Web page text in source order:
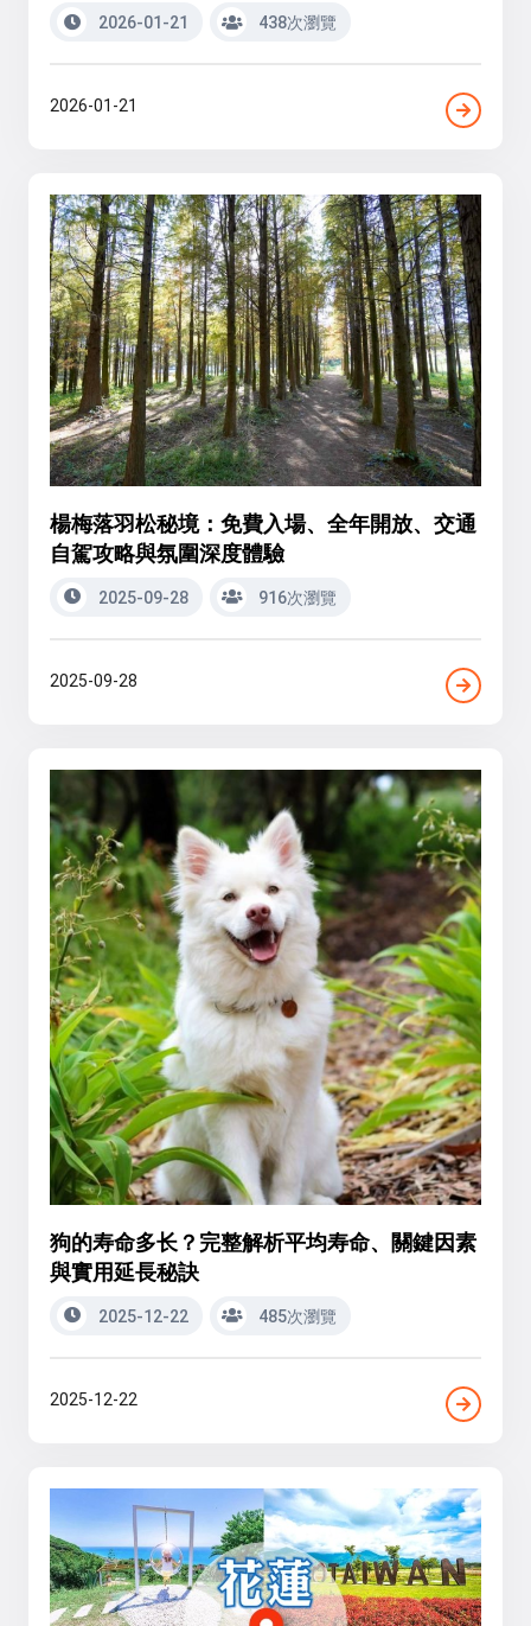
2026-01-21 438次瀏覽
2026-01-21
楊梅落羽松秘境：免費入場、全年開放、交通
自駕攻略與氛圍深度體驗
2025-09-28 916次瀏覽
2025-09-28
狗的寿命多长？完整解析平均寿命、關鍵因素
與實用延長秘訣
2025-12-22 485次瀏覽
2025-12-22